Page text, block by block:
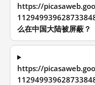
https://
么在中国大陆被屏蔽？
https://